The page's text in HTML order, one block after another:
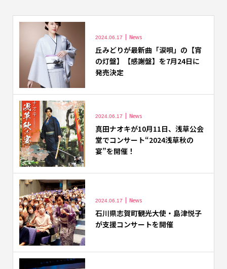
2024.06.17 News
丘みどりが最新曲「涙唄」の【宵
の灯盤】【感謝盤】を7月24日に
発売決定
2024.06.17 News
真田ナオキが10月11日、浅草公会
堂でコンサート“2024浅草秋の
宴”を開催！
2024.06.17 News
石川県志賀町観光大使・島津悦子
が支援コンサートを開催